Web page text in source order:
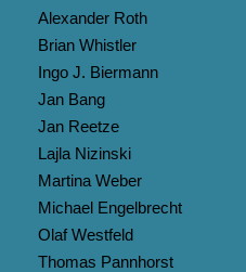
Alexander Roth
Brian Whistler
Ingo J. Biermann
Jan Bang
Jan Reetze
Lajla Nizinski
Martina Weber
Michael Engelbrecht
Olaf Westfeld
Thomas Pannhorst